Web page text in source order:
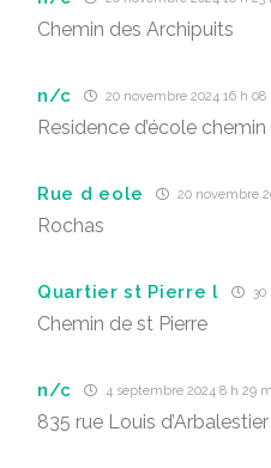
Chemin des Archipuits
n/c 20 novembre 2024 16 h 08
Residence d’école
Rue d eole 20 novembre
Rochas
Quartier st Pierre l 30
Chemin de st Pierre
n/c 4 septembre 2024 8 h 29
835 rue Louis d’Arbalestier